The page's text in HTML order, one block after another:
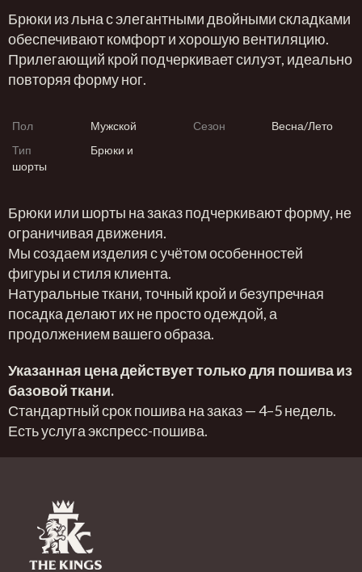
Брюки из льна с элегантными двойными складками
обеспечивают комфорт и хорошую вентиляцию.
Прилегающий крой подчеркивает силуэт, идеально
повторяя форму ног.
Пол Мужской Сезон
Весна/Лето
Тип
Брюки и
шорты
Брюки или шорты на заказ подчеркивают форму, не
ограничивая движения.
Мы создаем изделия с учётом особенностей
фигуры и стиля клиента.
Натуральные ткани, точный крой и безупречная
посадка делают их не просто одеждой, а
продолжением вашего образа.
Указанная цена действует только для пошива из
базовой ткани.
Стандартный срок пошива на заказ — 4–5 недель.
Есть услуга экспресс-пошива.